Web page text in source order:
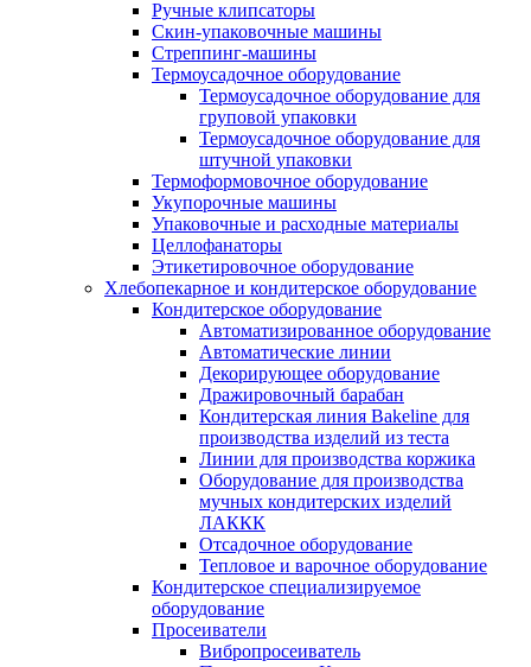
Ручные клипсаторы
Скин-упаковочные машины
Стреппинг-машины
Термоусадочное оборудование
Термоусадочное оборудование для
груповой упаковки
Термоусадочное оборудование для
штучной упаковки
Термоформовочное оборудование
Укупорочные машины
Упаковочные и расходные материалы
Целлофанаторы
Этикетировочное оборудование
Хлебопекарное и кондитерское оборудование
Кондитерское оборудование
Автоматизированное оборудование
Автоматические линии
Декорирующее оборудование
Дражировочный барабан
Кондитерская линия Bakeline для
производства изделий из теста
Линии для производства коржика
Оборудование для производства
мучных кондитерских изделий
ЛАККК
Отсадочное оборудование
Тепловое и варочное оборудование
Кондитерское специализируемое
оборудование
Просеиватели
Вибропросеиватель